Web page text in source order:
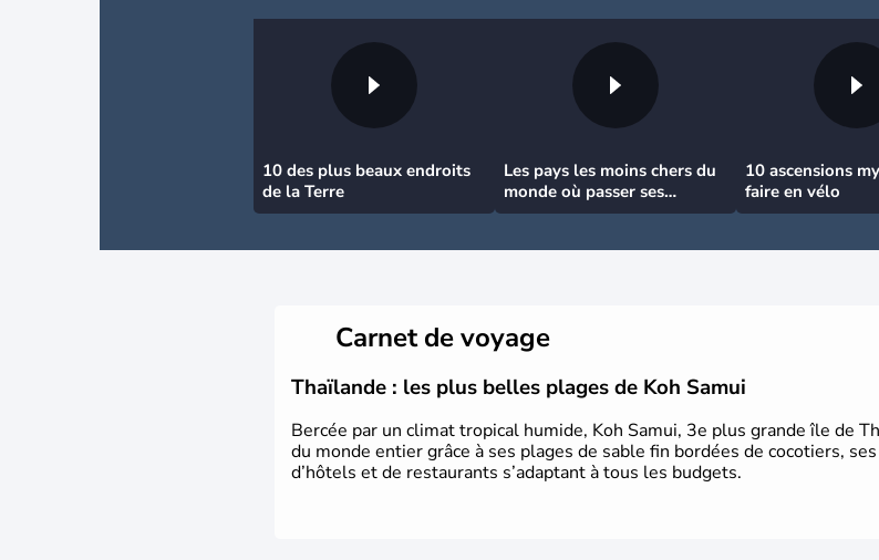
10 des plus beaux endroits
de la Terre
Les pays les moins chers du
monde où passer ses
vacances
10 ascensions
faire en vélo
Carnet de voyage
Thaïlande : les plus belles plages de Koh Samui
Bercée par un climat tropical humide, Koh Samui, 3e plus grande île de
du monde entier grâce à ses plages de sable fin bordées de cocotiers,
d’hôtels et de restaurants s’adaptant à tous les budgets.